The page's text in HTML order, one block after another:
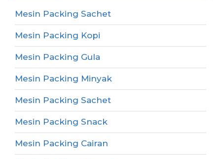
Mesin Packing Sachet
Mesin Packing Kopi
Mesin Packing Gula
Mesin Packing Minyak
Mesin Packing Sachet
Mesin Packing Snack
Mesin Packing Cairan